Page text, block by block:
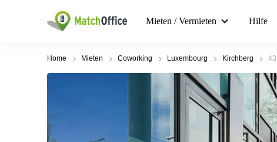
Mieten / Vermieten Hilfe
Home Mieten Coworking Luxembourg Kirchberg